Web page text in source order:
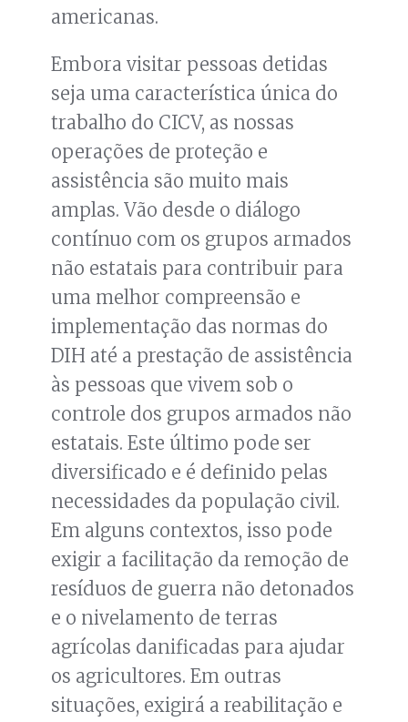
americanas.
Embora visitar pessoas detidas
seja uma característica única do
trabalho do CICV, as nossas
operações de proteção e
assistência são muito mais
amplas. Vão desde o diálogo
contínuo com os grupos armados
não estatais para contribuir para
uma melhor compreensão e
implementação das normas do
DIH até a prestação de assistência
às pessoas que vivem sob o
controle dos grupos armados não
estatais. Este último pode ser
diversificado e é definido pelas
necessidades da população civil.
Em alguns contextos, isso pode
exigir a facilitação da remoção de
resíduos de guerra não detonados
e o nivelamento de terras
agrícolas danificadas para ajudar
os agricultores. Em outras
situações, exigirá a reabilitação e